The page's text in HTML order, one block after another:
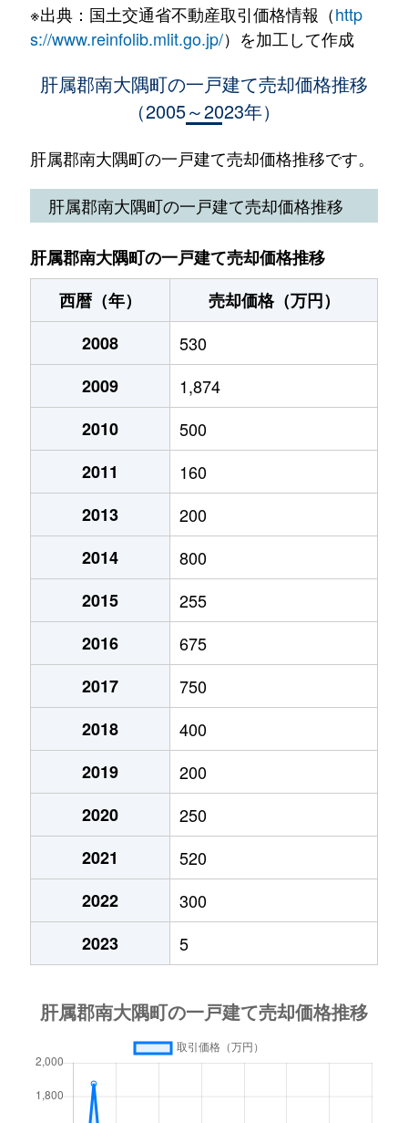
※出典：国土交通省不動産取引価格情報（http
s://www.reinfolib.mlit.go.jp/）を加工して作成
肝属郡南大隅町の一戸建て売却価格推移
（2005～2023年）
肝属郡南大隅町の一戸建て売却価格推移です。
肝属郡南大隅町の一戸建て売却価格推移
肝属郡南大隅町の一戸建て売却価格推移
西暦（年）
売却価格（万円）
2008
530
2009
1,874
2010
500
2011
160
2013
200
2014
800
2015
255
2016
675
2017
750
2018
400
2019
200
2020
250
2021
520
2022
300
2023
5